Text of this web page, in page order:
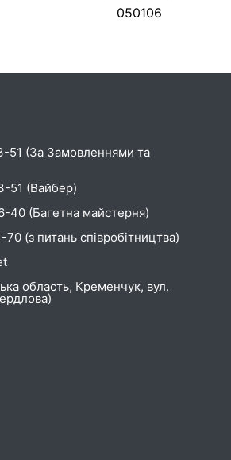
050106
51 (За Замовленнями та
51 (Вайбер)
40 (Багетна майстерня)
(з питань співробітництва)
область, Кременчук, вул.